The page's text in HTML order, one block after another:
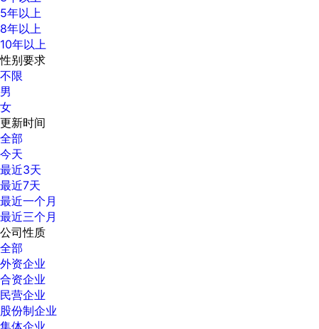
5年以上
8年以上
10年以上
性别要求
不限
男
女
更新时间
全部
今天
最近3天
最近7天
最近一个月
最近三个月
公司性质
全部
外资企业
合资企业
民营企业
股份制企业